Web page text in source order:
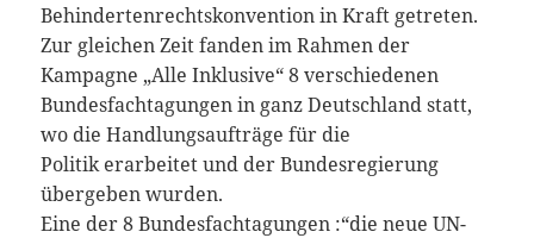
Behindertenrechtskonvention in Kraft getreten.
Zur gleichen Zeit fanden im Rahmen der
Kampagne „Alle Inklusive“ 8 verschiedenen
Bundesfachtagungen in ganz Deutschland statt,
wo die Handlungsaufträge für die
Politik erarbeitet und der Bundesregierung
übergeben wurden.
Eine der 8 Bundesfachtagungen :“die neue UN-